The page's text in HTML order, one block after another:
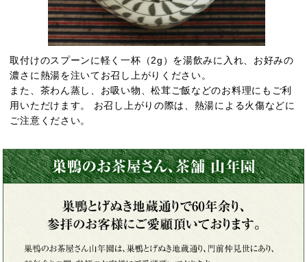
取付けのスプーンに軽く一杯（2g）を湯飲みに入れ、お好みの
濃さに熱湯を注いてお召し上がりください。
また、茶わん蒸し、お吸い物、松茸ご飯などのお料理にもご利
用いただけます。 お召し上がりの際は、熱湯による火傷などに
ご注意ください。